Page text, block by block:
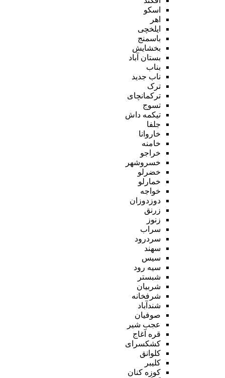
اسکو
اهر
ایلخچی
باسمنج
بخشایش
بستان آباد
بناب
ناب جدید
ترک
ترکمانچای
تسوج
تیکمه داش
جلفا
خاروانا
خامنه
خراجو
خسروشهر
خضرلو
خمارلو
خواجه
دوزدوزان
زرنق
زنوز
سراب
سردرود
سهند
سیس
سیه رود
شبستر
شربیان
شرفخانه
شندآباد
صوفیان
عجب شیر
قره آغاج
کشکسرای
کلوانق
کلیبر
کوزه کنان